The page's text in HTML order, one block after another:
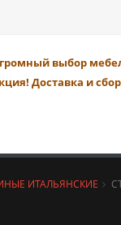
выбор
Доставка и
ИТАЛЬЯНСКИЕ